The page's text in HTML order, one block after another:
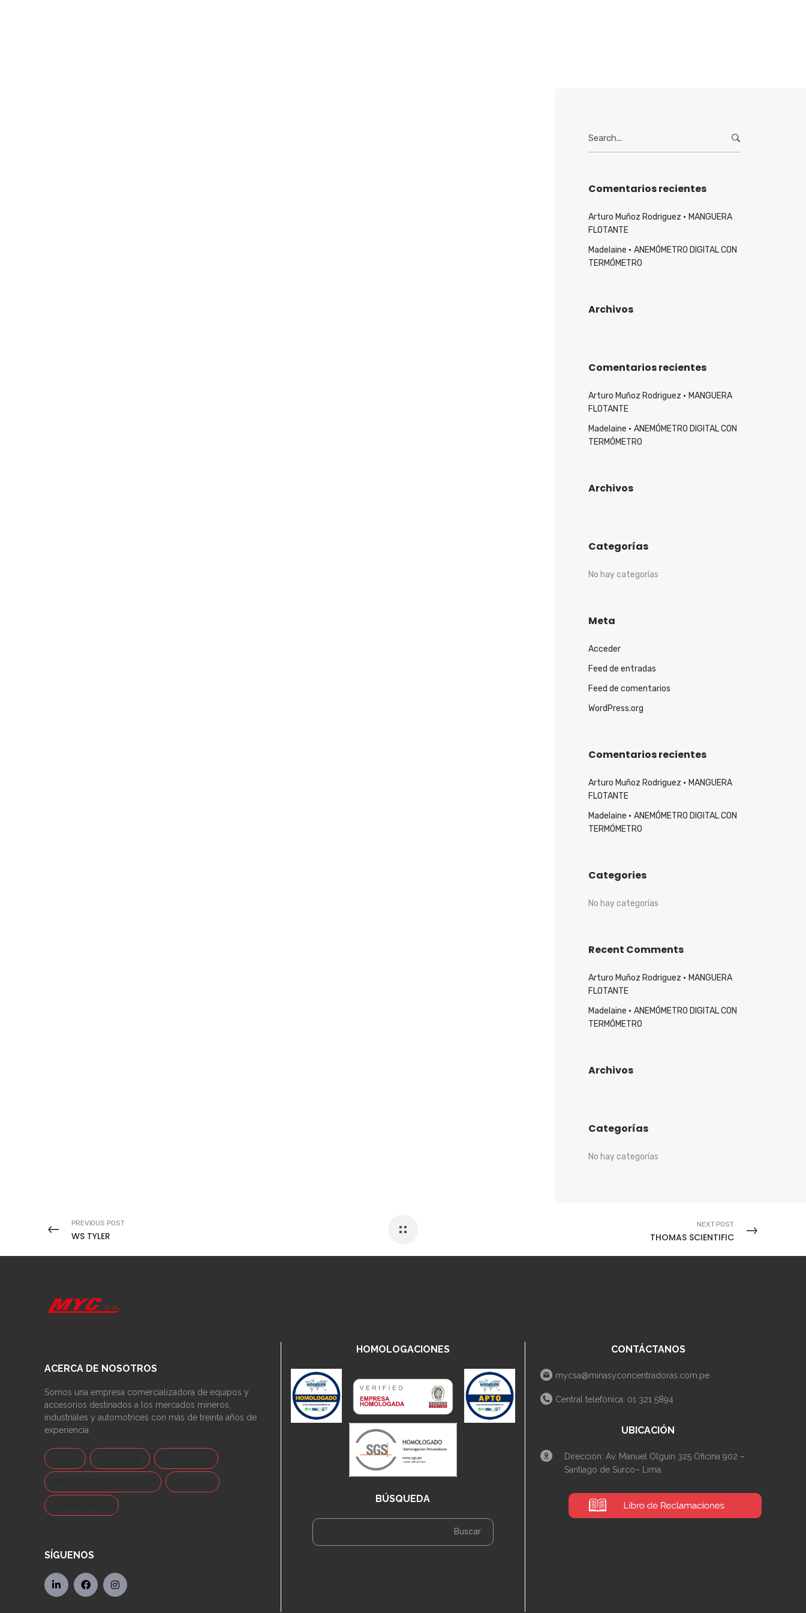
Comentarios recientes
Arturo Muñoz Rodriguez
MANGUERA
FLOTANTE
Madelaine
ANEMÓMETRO DIGITAL CON
TERMÓMETRO
Archivos
Comentarios recientes
Arturo Muñoz Rodriguez
MANGUERA
FLOTANTE
Madelaine
ANEMÓMETRO DIGITAL CON
TERMÓMETRO
Archivos
Categorías
No hay categorías
Meta
Acceder
Feed de entradas
Feed de comentarios
WordPress.org
Comentarios recientes
Arturo Muñoz Rodriguez
MANGUERA
FLOTANTE
Madelaine
ANEMÓMETRO DIGITAL CON
TERMÓMETRO
Categories
No hay categorías
Recent Comments
Arturo Muñoz Rodriguez
MANGUERA
FLOTANTE
Madelaine
ANEMÓMETRO DIGITAL CON
TERMÓMETRO
Archivos
Categorías
No hay categorías
PREVIOUS POST
WS TYLER
NEXT POST
THOMAS SCIENTIFIC
ACERCA DE NOSOTROS
Somos una empresa comercializadora de equipos y
accesorios destinados a los mercados mineros,
industriales y automotrices con más de treinta años de
experiencia
SÍGUENOS
HOMOLOGACIONES
BÚSQUEDA
CONTÁCTANOS
mycsa@minasyconcentradoras.com.pe
Central telefónica: 01 321 5894
UBICACIÓN
Dirección: Av. Manuel Olguin 325 Oficina 902 –
Santiago de Surco– Lima.